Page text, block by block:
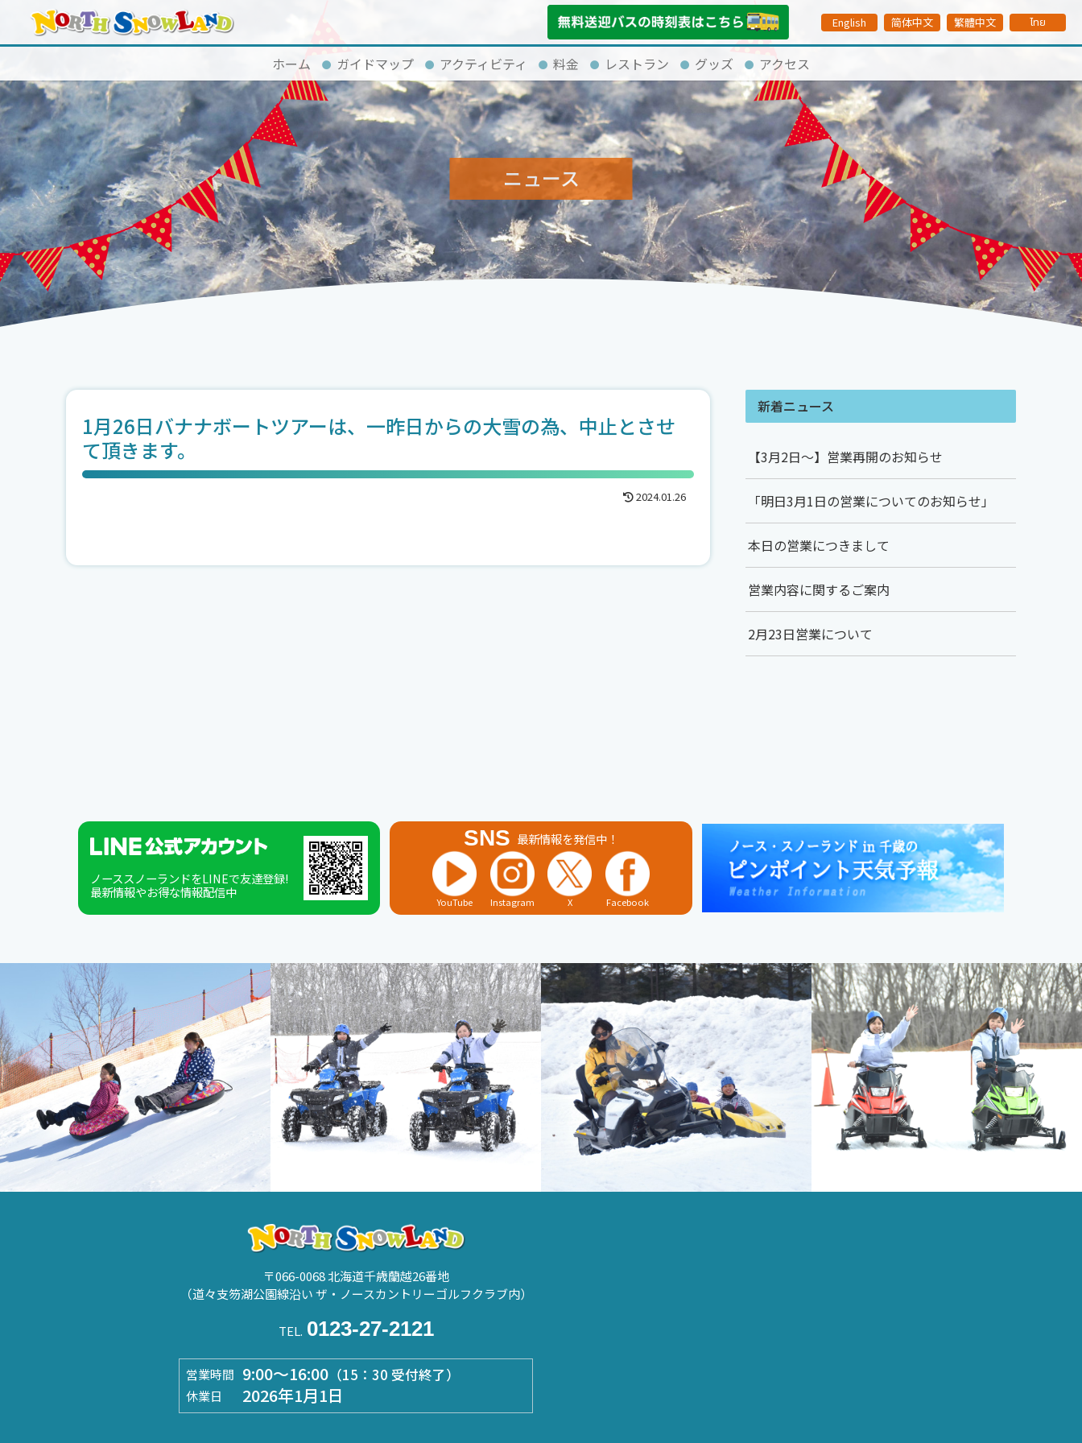
English 简体中文 繁體中文 ไทย
ホーム ガイドマップ アクティビティ 料金 レストラン グッズ アクセス
ニュース
1月26日バナナボートツアーは、一昨日からの大雪の為、中止とさせ
て頂きます。
2024.01.26
新着ニュース
【3月2日～】営業再開のお知らせ
「明日3月1日の営業についてのお知らせ」
本日の営業につきまして
営業内容に関するご案内
2月23日営業について
ノーススノーランドをLINEで友達登録!
最新情報やお得な情報配信中
SNS 最新情報を発信中！
YouTube Instagram X Facebook
〒066-0068 北海道千歳蘭越26番地
（道々支笏湖公園線沿い ザ・ノースカントリーゴルフクラブ内）
TEL. 0123-27-2121
営業時間 9:00～16:00 （15：30 受付終了）
休業日 2026年1月1日